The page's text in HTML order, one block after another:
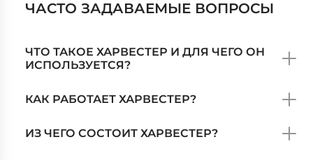
ЧАСТО ЗАДАВАЕМЫЕ ВОПРОСЫ
ЧТО ТАКОЕ ХАРВЕСТЕР И ДЛЯ ЧЕГО ОН
ИСПОЛЬЗУЕТСЯ?
КАК РАБОТАЕТ ХАРВЕСТЕР?
ИЗ ЧЕГО СОСТОИТ ХАРВЕСТЕР?